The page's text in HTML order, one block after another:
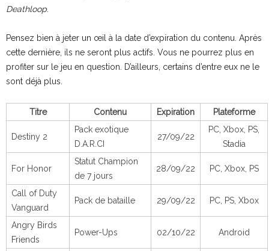
Deathloop
Pensez bien à jeter un œil à la date d’expiration du contenu. Après
cette dernière, ils ne seront plus actifs. Vous ne pourrez plus en
profiter sur le jeu en question. D’ailleurs, certains d’entre eux ne le
sont déjà plus.
Titre Contenu Expiration Plateforme
Destiny 2
Pack exotique
D.A.R.CI
27/09/22
PC, Xbox, PS,
Stadia
For Honor
Statut Champion
de 7 jours
28/09/22 PC, Xbox, PS
Call of Duty
Vanguard
Pack de bataille 29/09/22 PC, PS, Xbox
Angry Birds
Friends
Power-Ups 02/10/22 Android